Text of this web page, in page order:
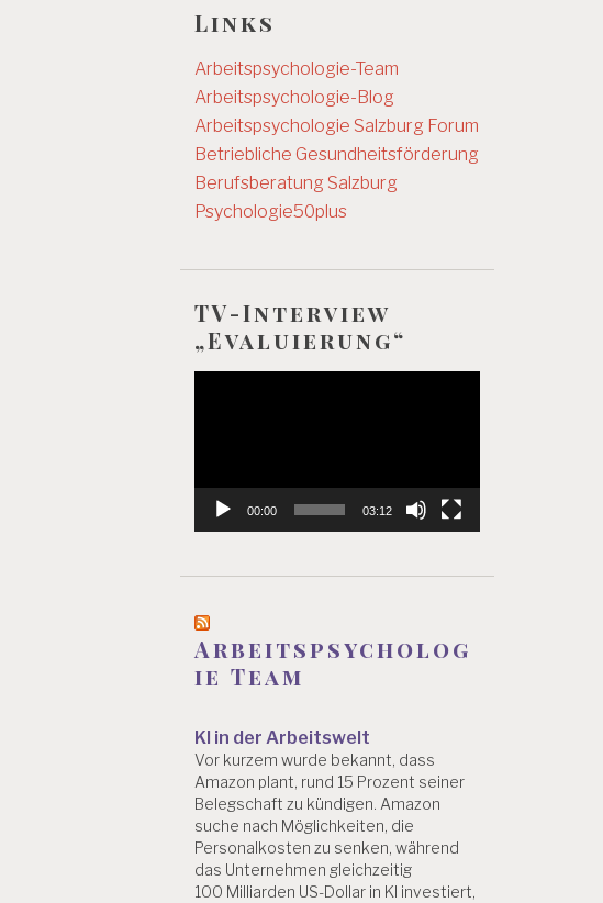
Links
Arbeitspsychologie-Team
Arbeitspsychologie-Blog
Arbeitspsychologie Salzburg Forum
Betriebliche Gesundheitsförderung
Berufsberatung Salzburg
Psychologie50plus
TV-Interview
„Evaluierung“
00:00 03:12
Arbeitspsycholog
ie Team
KI in der Arbeitswelt
Vor kurzem wurde bekannt, dass
Amazon plant, rund 15 Prozent seiner
Belegschaft zu kündigen. Amazon
suche nach Möglichkeiten, die
Personalkosten zu senken, während
das Unternehmen gleichzeitig
100 Milliarden US-Dollar in KI investiert,